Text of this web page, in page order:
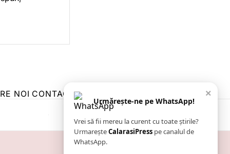
NOI CONTACT ZIARUL ANUNȚUL CĂLĂRĂȘEAN
×
Urmărește-ne pe WhatsApp!
Vrei să fii mereu la curent cu toate știrile?
UrmareșteCalarasiPress pe canalul de
WhatsApp.